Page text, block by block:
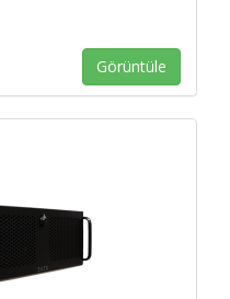
Görüntüle